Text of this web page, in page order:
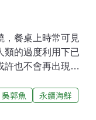
，餐桌上時常可見
類的過度利用下已
許也不會再出現在
鱻食堂》專欄，
琳瑯滿目，該如
吳郭魚
永續海鮮